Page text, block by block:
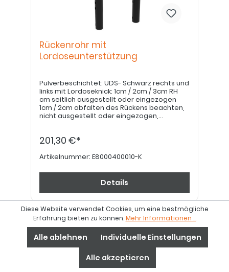
Rückenrohr mit
Lordoseunterstützung
Pulverbeschichtet: UDS- Schwarz rechts und
links mit Lordoseknick: 1cm / 2cm / 3cm RH
cm seitlich ausgestellt oder eingezogen
1cm / 2cm abfalten des Rückens beachten,
nicht ausgestellt oder eingezogen,
vorbereitet für Schiebegriffe im
Rückenquerbügel (Distanzen für Querbügel
ggf. mit bestellen) mit geschlossener
201,30 €*
Artikelnummer: E8000400010-K
Details
Diese Website verwendet Cookies, um eine bestmögliche
Erfahrung bieten zu können.Mehr Informationen ...
Alle ablehnen
Individuelle Einstellungen
Alle akzeptieren